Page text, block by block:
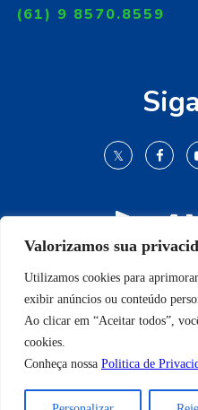
Valorizamos sua
Utilizamos cookies para
exibir anúncios ou conteúdo
Ao clicar em “Aceitar todos”,
cookies.
Conheça nossa Politica de
(61) 9 8570.8559
© 2009-2022 Todos
Conheça nossa